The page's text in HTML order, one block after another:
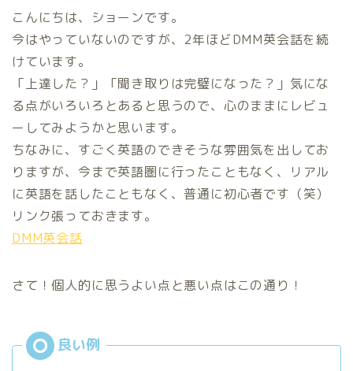
こんにちは、ショーンです。
今はやっていないのですが、2年ほどDMM英会話を続
けています。
「上達した？」「聞き取りは完璧になった？」気にな
る点がいろいろとあると思うので、心のままにレビュ
ーしてみようかと思います。
ちなみに、すごく英語のできそうな雰囲気を出してお
りますが、今まで英語圏に行ったこともなく、リアル
に英語を話したこともなく、普通に初心者です（笑）
リンク張っておきます。
DMM英会話
さて！個人的に思うよい点と悪い点はこの通り！